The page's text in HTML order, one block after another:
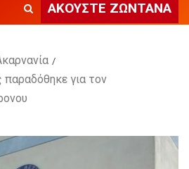
ΑΚΟΎΣΤΕ ΖΩΝΤΑΝΆ
παραδόθηκε για τον